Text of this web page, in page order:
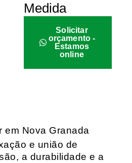
Medida
Solicitar
orçamento -
Estamos
online
em Nova Granada
e união de
a durabilidade e a